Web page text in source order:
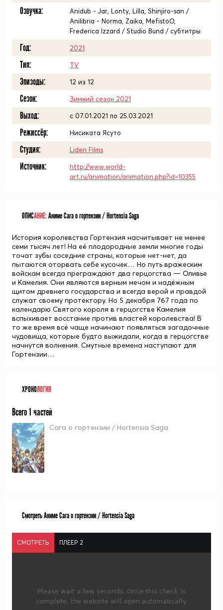
Озвучка:
Anidub - Jar, Lonty, Lilla, Shinjiro-san /
Anilibria - Norma, Zaika, MefistoO,
Frederica Izzard / Studio Bund / субтитры
Год: 2021
Тип: TV
Эпизоды: 12 из 12
Сезон: Зимний сезон 2021
Выход: c 07.01.2021 по 25.03.2021
Режиссёр: Нисиката Ясуто
Студия: Liden Films
Источник:
http://www.world-
art.ru/animation/animation.php?id=10355
ОПИСАНИЕ:Аниме Сага о гортензии / Hortensia Saga
История королевства Гортензия насчитывает не менее
семи тысяч лет! На её плодородные земли многие годы
точат зубы соседние страны, которые нет-нет, да
пытаются оторвать себе кусочек… Но путь вражеским
войскам всегда преграждают два герцогства — Оливье
и Камелия. Они являются верным мечом и надёжным
щитом древнего государства и всегда верой и правдой
служат своему протектору. Но 5 декабря 767 года по
календарю Святого короля в герцогстве Камелия
вспыхивает восстание против властей королевства! В
то же время всё чаще начинают появляться загадочные
чудовища, которые будто выжидали, когда в герцогстве
начнутся волнения. Смутные времена наступают для
Гортензии…
ХРОНОЛОГИЯ
Всего 1 частей
Сага о гортензии / Hortensia Saga
Смотреть Аниме Сага о гортензии / Hortensia Saga
СМОТРЕТЬ ПЛЕЕР 2